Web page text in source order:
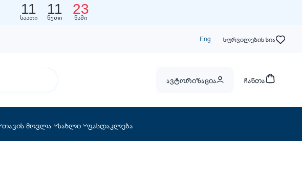
11
საათი
11
წუთი
22
წამი
Eng სურვილების სია
ავტორიზაცია ჩანთა
თავის მოვლა სახლი ფასდაკლება